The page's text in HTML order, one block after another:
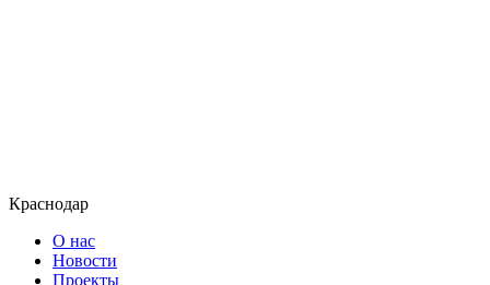
Краснодар
О нас
Новости
Проекты